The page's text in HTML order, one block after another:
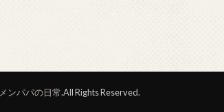
ンパパの日常.All Rights Reserved.